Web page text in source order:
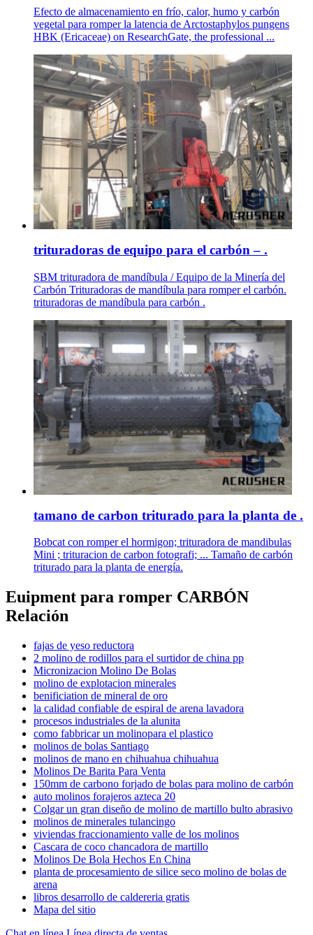
Efecto de almacenamiento en frío, calor, humo y carbón
vegetal para romper la latencia de Arctostaphylos pungens
HBK (Ericaceae) on ResearchGate, the professional ...
trituradoras de equipo para el carbón – .
SBM trituradora de mandíbula / Equipo de la Minería del
Carbón Trituradoras de mandíbula para romper el carbón.
trituradoras de mandíbula para carbón .
tamano de carbon triturado para la planta de .
Bobcat con romper el hormigon; trituradora de mandibulas
Mini ; trituracion de carbon fotografi; ... Tamaño de carbón
triturado para la planta de energía.
Euipment para romper CARBÓN
Relación
fajas de yeso reductora
2 molino de rodillos para el surtidor de china pp
Micronizacion Molino De Bolas
molino de explotacion minerales
benificiation de mineral de oro
la calidad confiable de espiral de arena lavadora
procesos industriales de la alunita
como fabbricar un molinopara el plastico
molinos de bolas Santiago
molinos de mano en chihuahua chihuahua
Molinos De Barita Para Venta
150mm de carbono forjado de bolas para molino de carbón
auto molinos forajeros azteca 20
Colgar un gran diseño de molino de martillo bulto abrasivo
molinos de minerales tulancingo
viviendas fraccionamiento valle de los molinos
Cascara de coco chancadora de martillo
Molinos De Bola Hechos En China
planta de procesamiento de silice seco molino de bolas de
arena
libros desarrollo de caldereria gratis
Mapa del sitio